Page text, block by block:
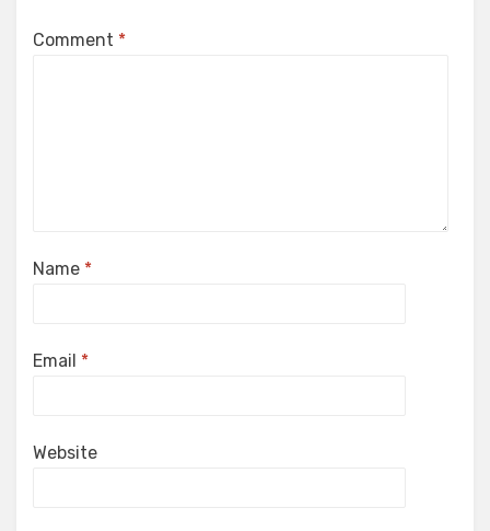
Comment *
Name *
Email *
Website